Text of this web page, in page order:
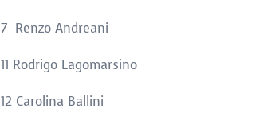
7 Renzo Andreani
11 Rodrigo Lagomarsino
12 Carolina Ballini